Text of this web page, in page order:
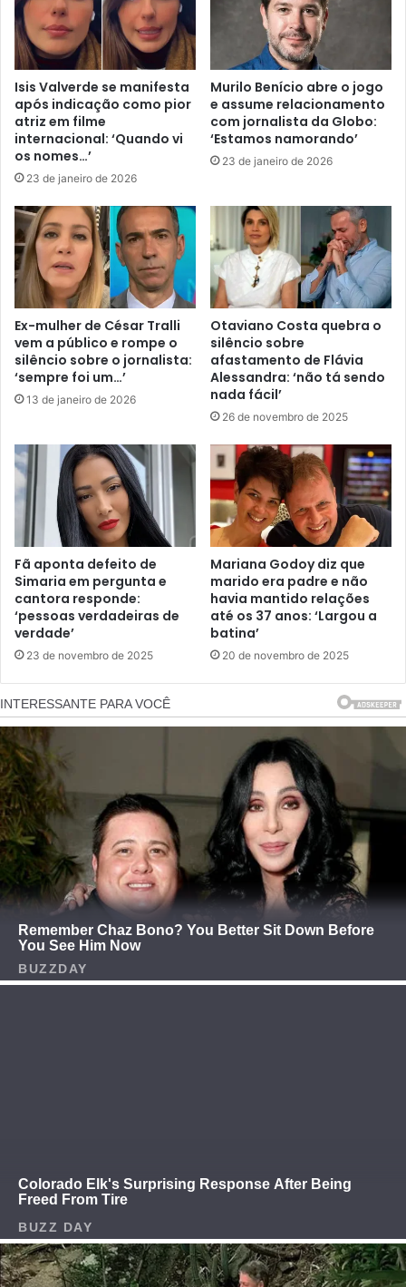
Isis Valverde se manifesta
após indicação como pior
atriz em filme
internacional: ‘Quando vi
os nomes…’
23 de janeiro de 2026
Murilo Benício abre o jogo
e assume relacionamento
com jornalista da Globo:
‘Estamos namorando’
23 de janeiro de 2026
Ex-mulher de César Tralli
vem a público e rompe o
silêncio sobre o jornalista:
‘sempre foi um…’
13 de janeiro de 2026
Otaviano Costa quebra o
silêncio sobre
afastamento de Flávia
Alessandra: ‘não tá sendo
nada fácil’
26 de novembro de 2025
Fã aponta defeito de
Simaria em pergunta e
cantora responde:
‘pessoas verdadeiras de
verdade’
23 de novembro de 2025
Mariana Godoy diz que
marido era padre e não
havia mantido relações
até os 37 anos: ‘Largou a
batina’
20 de novembro de 2025